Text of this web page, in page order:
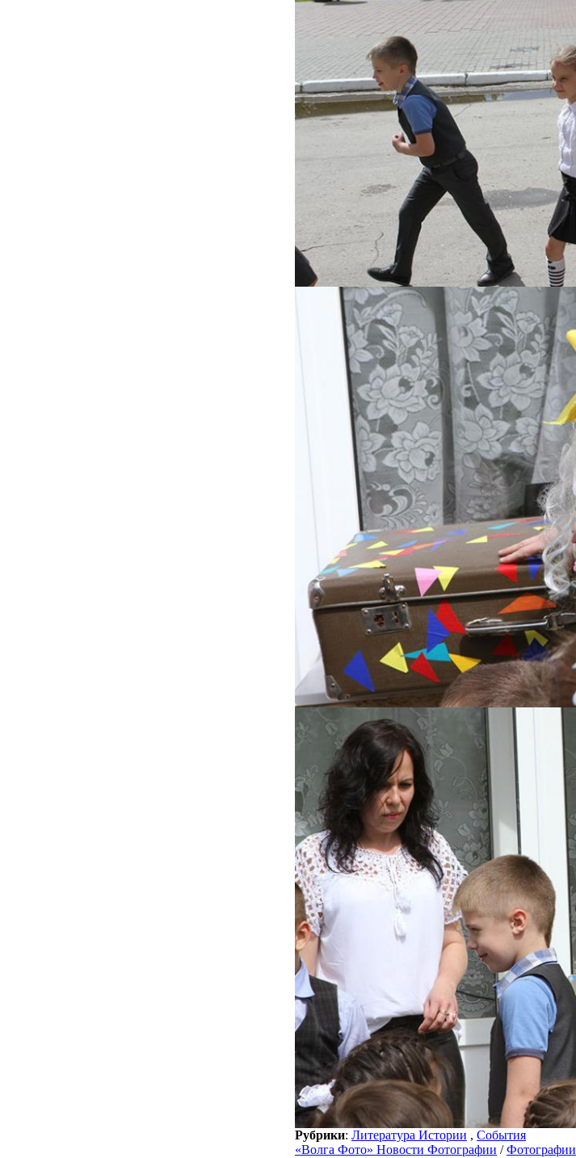
Рубрики: Литература Истории , События
«Волга Фото» Новости Фотографии /Фотографии